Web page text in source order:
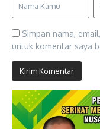
Simpan nama,
untuk komentar saya